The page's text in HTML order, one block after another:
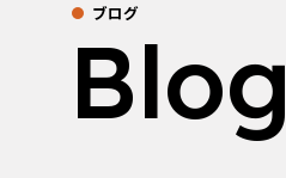
ブログ
Blog